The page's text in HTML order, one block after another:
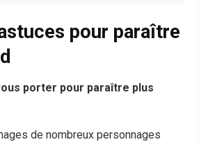
pour paraître
porter pour paraître plus
de nombreux personnages